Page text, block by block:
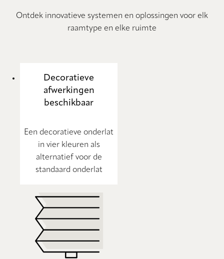
Ontdek innovatieve systemen en oplossingen voor elk
raamtype en elke ruimte
Decoratieve
afwerkingen
beschikbaar
Een decoratieve onderlat
in vier kleuren als
alternatief voor de
standaard onderlat